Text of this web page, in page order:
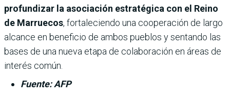
profundizar la asociación estratégica con el Reino
de Marruecos, fortaleciendo una cooperación de largo
alcance en beneficio de ambos pueblos y sentando las
bases de una nueva etapa de colaboración en áreas de
interés común.
Fuente: AFP